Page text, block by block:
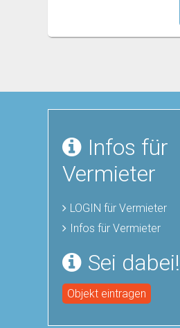
Infos für
Vermieter
LOGIN für Vermieter
Infos für Vermieter
Sei dabei!
Objekt eintragen